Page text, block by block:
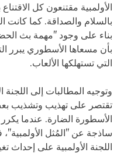
الأولمبية مقتنعون كل
بالسلام والصداقة. كما كانت
بناء على وجود "مهمة بث
بأن مسعاها الأسطوري يبرر
التي تستهلكها الألعاب.
وتوجيه المطالبات إلى اللجنة
تقتصر على تهذيب وتشذيب
الأسطورة الضارة. عندما
ساذجة عن "المُثل
اللجنة الأولمبية على إحداث